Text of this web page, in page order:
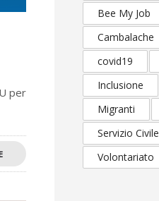
per
Bee My Job
Cambalache
covid19
Inclusione
Migranti
Servizio Civile
Volontariato